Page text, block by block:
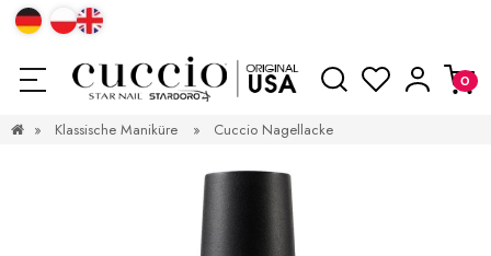
» Klassische Maniküre » Cuccio Nagellacke